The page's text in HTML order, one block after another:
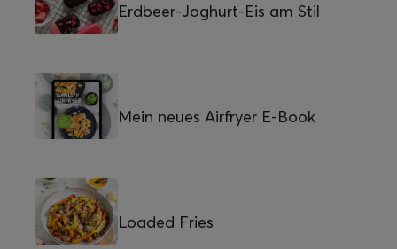
Erdbeer-Joghurt-Eis am Stil
Mein neues Airfryer E-Book
Loaded Fries